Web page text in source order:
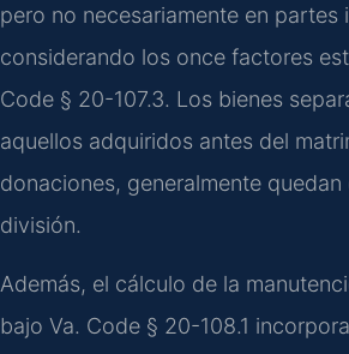
pero no necesariamente en partes
considerando los once factores
Code § 20-107.3. Los bienes
aquellos adquiridos antes del
donaciones, generalmente
división.
Además, el cálculo de la
bajo Va. Code § 20-108.1